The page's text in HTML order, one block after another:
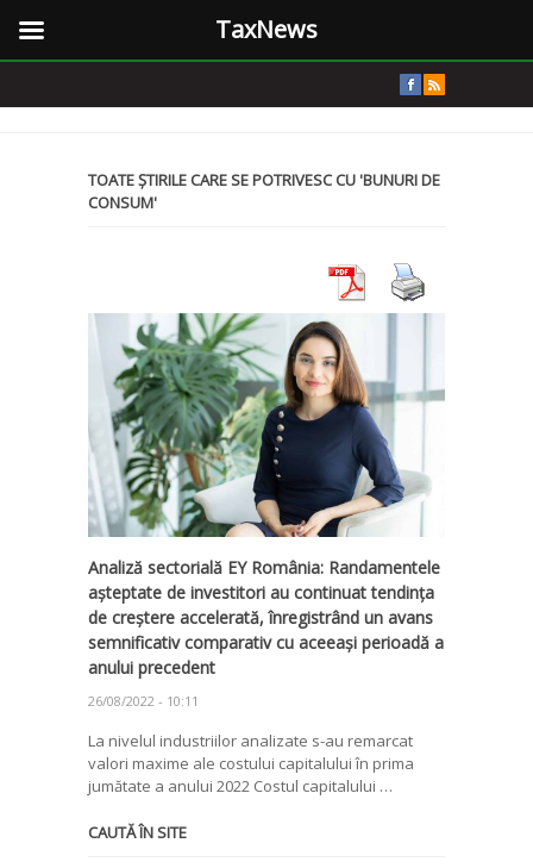
TOATE ȘTIRILE CARE SE POTRIVESC CU 'BUNURI DE
CONSUM'
Analiză sectorială EY România: Randamentele
așteptate de investitori au continuat tendința
de creștere accelerată, înregistrând un avans
semnificativ comparativ cu aceeași perioadă a
anului precedent
26/08/2022 - 10:11
La nivelul industriilor analizate s-au remarcat
valori maxime ale costului capitalului în prima
jumătate a anului 2022 Costul capitalului …
CAUTĂ ÎN SITE
TaxNews